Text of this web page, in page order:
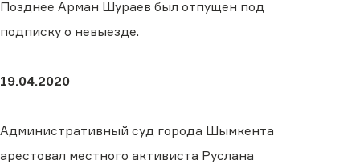
Позднее Арман Шураев был отпущен под
подписку о невыезде.
19.04.2020
Административный суд города Шымкента
арестовал местного активиста Руслана